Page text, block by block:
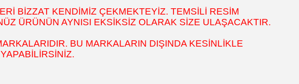
BİZZAT KENDİMİZ ÇEKMEKTEYİZ. TEMSİLİ RESİM
ÜRÜNÜN AYNISI EKSİKSİZ OLARAK SİZE ULAŞACAKTIR.
BU MARKALARIN DIŞINDA KESİNLİKLE